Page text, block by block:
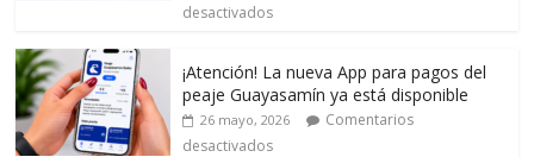
desactivados
¡Atención! La nueva App para pagos del
peaje Guayasamín ya está disponible
26 mayo, 2026
Comentarios
desactivados